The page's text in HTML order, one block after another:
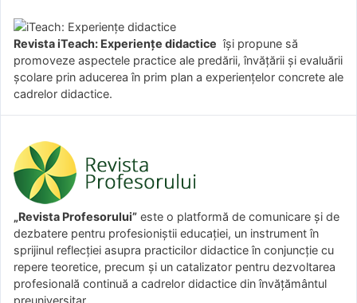
Revista iTeach: Experienţe didactice îşi propune să
promoveze aspectele practice ale predării, învăţării şi evaluării
şcolare prin aducerea în prim plan a experienţelor concrete ale
cadrelor didactice.
„Revista Profesorului” este o platformă de comunicare și de
dezbatere pentru profesioniștii educației, un instrument în
sprijinul reflecției asupra practicilor didactice în conjuncție cu
repere teoretice, precum și un catalizator pentru dezvoltarea
profesională continuă a cadrelor didactice din învățământul
preuniversitar.